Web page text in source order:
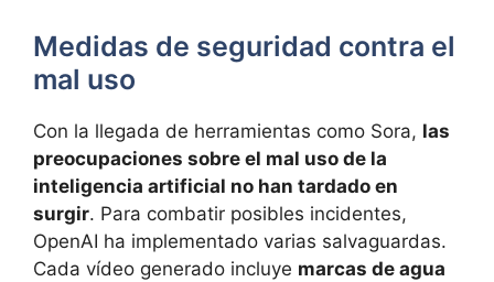
Medidas de seguridad contra el
mal uso
Con la llegada de herramientas como Sora, las
preocupaciones sobre el mal uso de la
inteligencia artificial no han tardado en
surgir. Para combatir posibles incidentes,
OpenAI ha implementado varias salvaguardas.
Cada vídeo generado incluye marcas de agua